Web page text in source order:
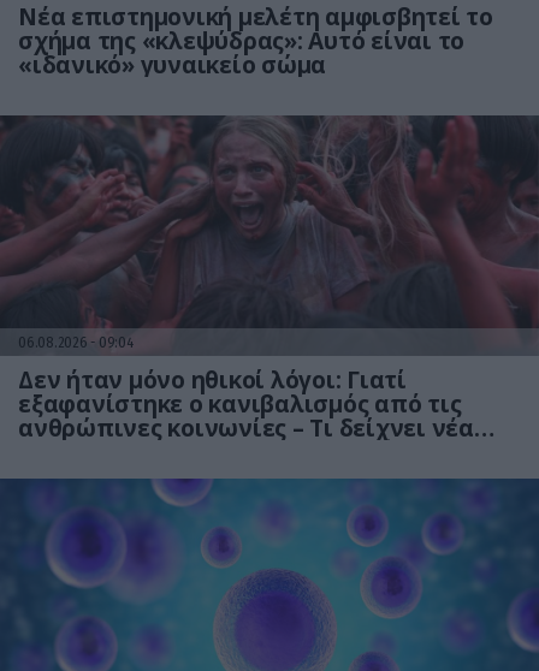
Νέα επιστημονική μελέτη αμφισβητεί το
σχήμα της «κλεψύδρας»: Αυτό είναι το
«ιδανικό» γυναικείο σώμα
06.08.2026 09:04
Δεν ήταν μόνο ηθικοί λόγοι: Γιατί
εξαφανίστηκε ο κανιβαλισμός από τις
ανθρώπινες κοινωνίες – Τι δείχνει νέα